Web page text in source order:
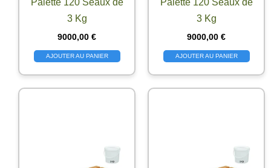
3 Kg
9000,00 €
AJOUTER AU PANIER
3 Kg
9000,00 €
AJOUTER AU PANIER